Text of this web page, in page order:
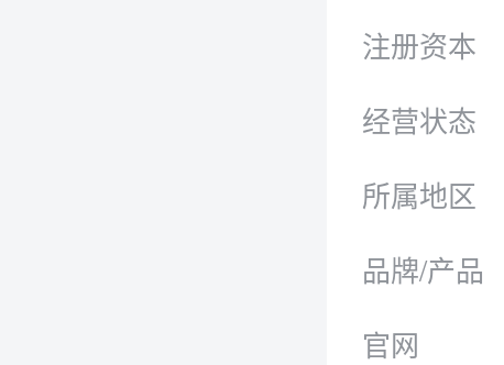
注册资本
经营状态
所属地区
品牌/产品
官网